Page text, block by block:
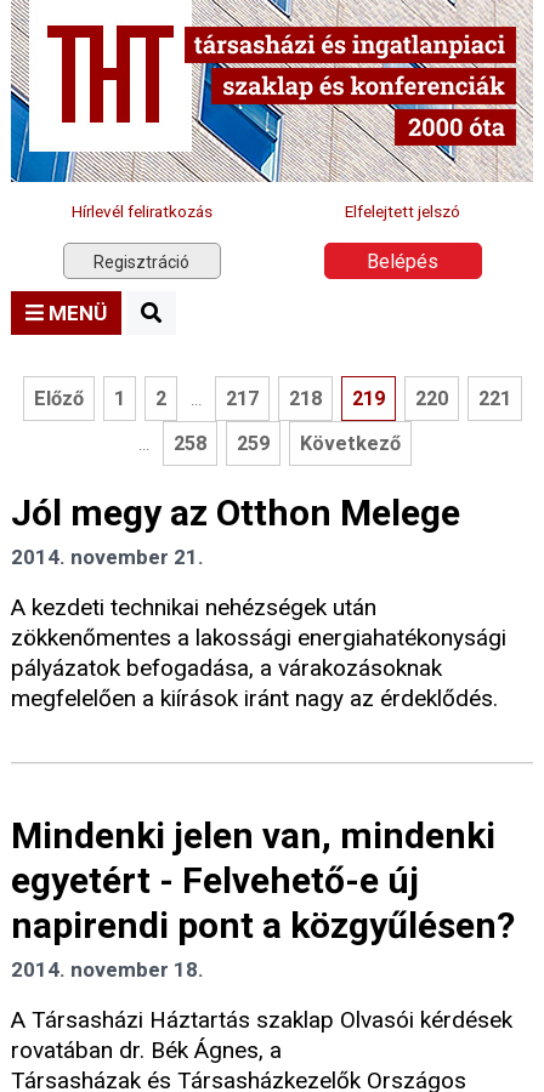
Hírlevél feliratkozás Elfelejtett jelszó
Regisztráció Belépés
MENÜ
Előző 1 2 ... 217 218 219 220 221
... 258 259 Következő
Jól megy az Otthon Melege
2014. november 21.
A kezdeti technikai nehézségek után
zökkenőmentes a lakossági energiahatékonysági
pályázatok befogadása, a várakozásoknak
megfelelően a kiírások iránt nagy az érdeklődés.
Mindenki jelen van, mindenki
egyetért - Felvehető-e új
napirendi pont a közgyűlésen?
2014. november 18.
A Társasházi Háztartás szaklap Olvasói kérdések
rovatában dr. Bék Ágnes, a
Társasházak és Társasházkezelők Országos